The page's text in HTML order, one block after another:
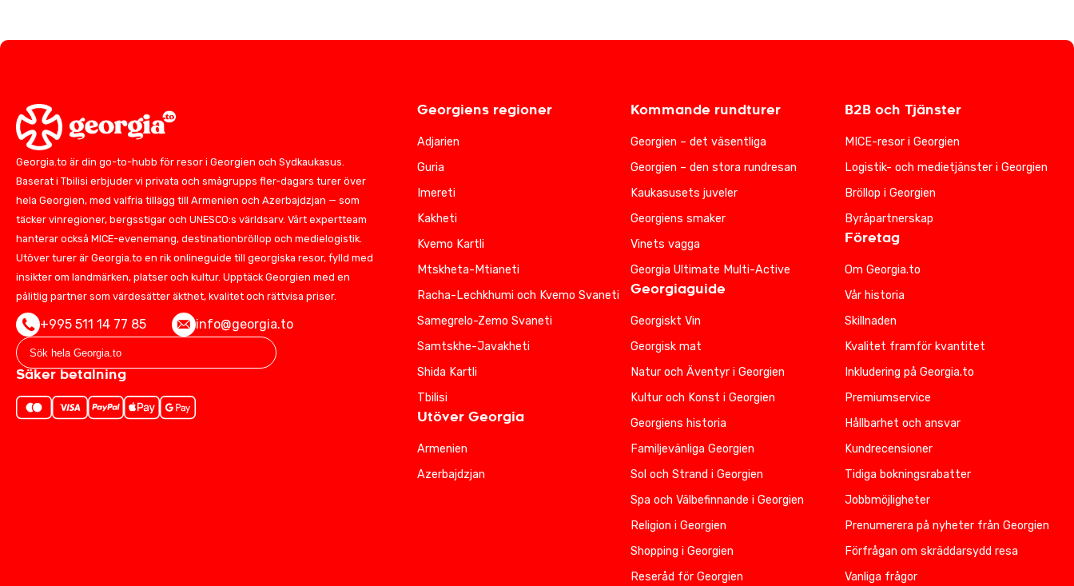
Georgia.to är din go-to-hubb för resor i Georgien och Sydkaukasus.
Baserat i Tbilisi erbjuder vi privata och smågrupps fler-dagars turer över
hela Georgien, med valfria tillägg till Armenien och Azerbajdzjan — som
täcker vinregioner, bergsstigar och UNESCO:s världsarv. Vårt expertteam
hanterar också MICE-evenemang, destinationbröllop och medielogistik.
Utöver turer är Georgia.to en rik onlineguide till georgiska resor, fylld med
insikter om landmärken, platser och kultur. Upptäck Georgien med en
pålitlig partner som värdesätter äkthet, kvalitet och rättvisa priser.
+995 511 14 77 85 info@georgia.to
Säker betalning
Georgiens regioner
Adjarien
Guria
Imereti
Kakheti
Kvemo Kartli
Mtskheta-Mtianeti
Racha-Lechkhumi och Kvemo Svaneti
Samegrelo-Zemo Svaneti
Samtskhe-Javakheti
Shida Kartli
Tbilisi
Utöver Georgia
Armenien
Azerbajdzjan
Kommande rundturer
Georgien – det väsentliga
Georgien – den stora rundresan
Kaukasusets juveler
Georgiens smaker
Vinets vagga
Georgia Ultimate Multi-Active
Georgiaguide
Georgiskt Vin
Georgisk mat
Natur och Äventyr i Georgien
Kultur och Konst i Georgien
Georgiens historia
Familjevänliga Georgien
Sol och Strand i Georgien
Spa och Välbefinnande i Georgien
Religion i Georgien
Shopping i Georgien
Reseråd för Georgien
B2B och Tjänster
MICE-resor i Georgien
Logistik- och medietjänster i Georgien
Bröllop i Georgien
Byråpartnerskap
Företag
Om Georgia.to
Vår historia
Skillnaden
Kvalitet framför kvantitet
Inkludering på Georgia.to
Premiumservice
Hållbarhet och ansvar
Kundrecensioner
Tidiga bokningsrabatter
Jobbmöjligheter
Prenumerera på nyheter från Georgien
Förfrågan om skräddarsydd resa
Vanliga frågor